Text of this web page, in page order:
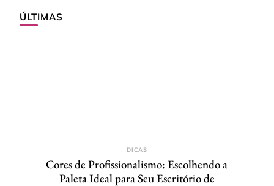
ÚLTIMAS
DICAS
Cores de Profissionalismo: Escolhendo a
Paleta Ideal para Seu Escritório de